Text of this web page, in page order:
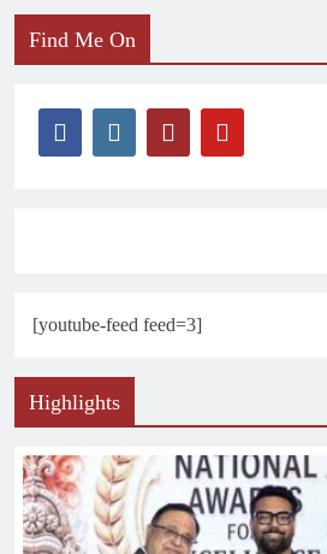
Find Me On
[youtube-feed feed=3]
Highlights